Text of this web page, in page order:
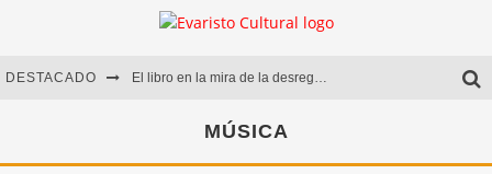
DESTACADO El libro en la mira de la desregulación
Marcelo Rubio | El llovedor
Diego Meret | Hotel Acapulco
MÚSICA